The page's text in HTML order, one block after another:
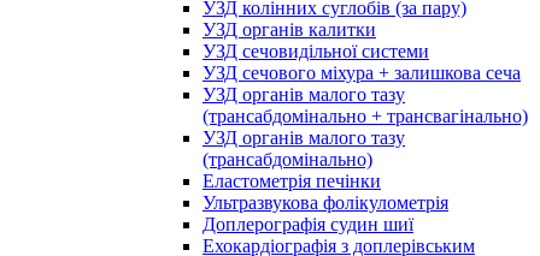
УЗД колінних суглобів (за пару)
УЗД органів калитки
УЗД сечовидільної системи
УЗД сечового міхура + залишкова сеча
УЗД органів малого тазу
(трансабдомінально + трансвагінально)
УЗД органів малого тазу
(трансабдомінально)
Еластометрія печінки
Ультразвукова фолікулометрія
Доплерографія судин шиї
Ехокардіографія з доплерівським